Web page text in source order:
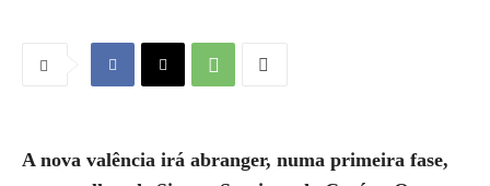
A nova valência irá abranger, numa primeira fase,